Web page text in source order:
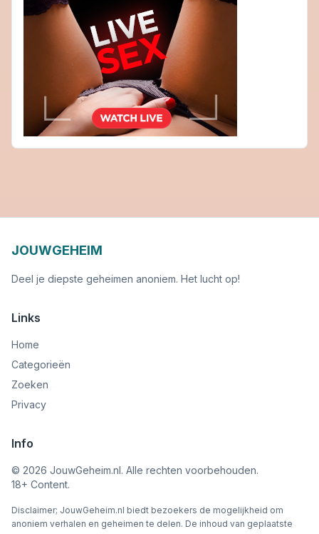
JOUWGEHEIM
Deel je diepste geheimen anoniem. Het lucht op!
Links
Home
Categorieën
Zoeken
Privacy
Info
© 2026 JouwGeheim.nl. Alle rechten voorbehouden.
18+ Content.
Disclaimer; JouwGeheim.nl biedt bezoekers de mogelijkheid om
anoniem verhalen en geheimen te delen. De inhoud van geplaatste